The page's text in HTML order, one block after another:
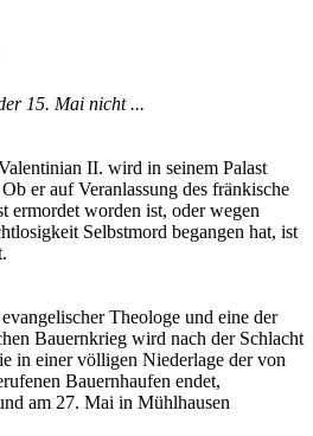
15. Mai nicht ...
II. wird in seinem Palast
er auf Veranlassung des fränkische
ermordet worden ist, oder wegen
Selbstmord begangen hat, ist
Theologe und eine der
Bauernkrieg wird nach der Schlacht
in einer völligen Niederlage der von
Bauernhaufen endet,
am 27. Mai in Mühlhausen